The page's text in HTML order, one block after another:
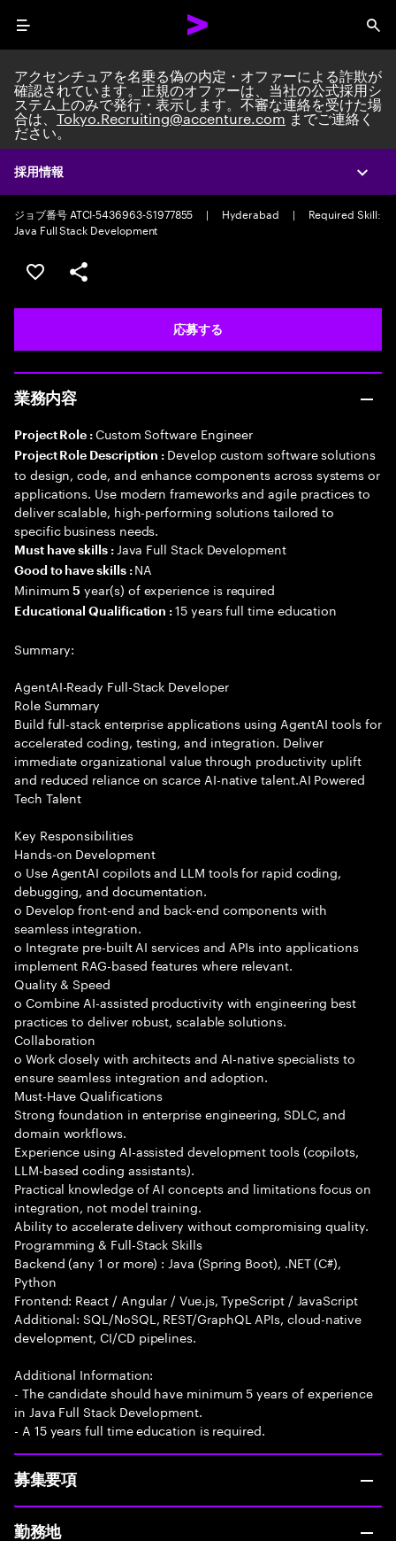
Menu
採用情報
アクセンチュアを名乗る偽の内定・オファーによる詐欺が
確認されています。正規のオファーは、当社の公式採用シ
ステム上のみで発行・表示します。不審な連絡を受けた場
合は、Tokyo.Recruiting@accenture.comまでご連絡く
ださい。
Custom Software Engineer
AI Native Software Engineering Team Lead/Consultant
ジョブ番号 ATCI-5436963-S1977855
| Hyderabad |
Required Skill:
Java Full Stack Development
ポジションを保存する 【首都圏エリア】契約社員（給
シェア
応募する
業務内容
Project Role : Custom Software Engineer
Project Role Description : Develop custom software solutions
to design, code, and enhance components across systems or
applications. Use modern frameworks and agile practices to
deliver scalable, high-performing solutions tailored to
specific business needs.
Must have skills : Java Full Stack Development
Good to have skills : NA
Minimum5 year(s) of experience is required
Educational Qualification :15 years full time education
Summary:
AgentAI-Ready Full-Stack Developer
Role Summary
Build full-stack enterprise applications using AgentAI tools for
accelerated coding, testing, and integration. Deliver
immediate organizational value through productivity uplift
and reduced reliance on scarce AI-native talent.AI Powered
Tech Talent
Key Responsibilities
Hands-on Development
o Use AgentAI copilots and LLM tools for rapid coding,
debugging, and documentation.
o Develop front-end and back-end components with
seamless integration.
o Integrate pre-built AI services and APIs into applications
implement RAG-based features where relevant.
Quality & Speed
o Combine AI-assisted productivity with engineering best
practices to deliver robust, scalable solutions.
Collaboration
o Work closely with architects and AI-native specialists to
ensure seamless integration and adoption.
Must-Have Qualifications
Strong foundation in enterprise engineering, SDLC, and
domain workflows.
Experience using AI-assisted development tools (copilots,
LLM-based coding assistants).
Practical knowledge of AI concepts and limitations focus on
integration, not model training.
Ability to accelerate delivery without compromising quality.
Programming & Full-Stack Skills
Backend (any 1 or more) : Java (Spring Boot), .NET (C#),
Python
Frontend: React / Angular / Vue.js, TypeScript / JavaScript
Additional: SQL/NoSQL, REST/GraphQL APIs, cloud-native
development, CI/CD pipelines.
Additional Information:
- The candidate should have minimum 5 years of experience
in Java Full Stack Development.
- A 15 years full time education is required.
募集要項
勤務地